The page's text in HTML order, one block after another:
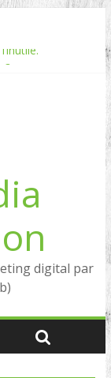
les références
et AIO
listening et des
digital par